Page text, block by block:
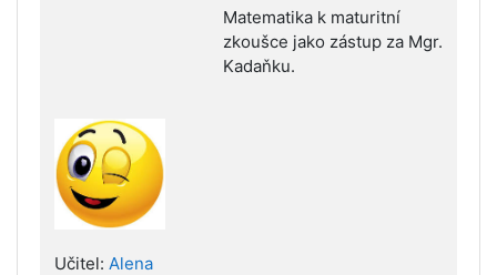
Matematika k maturitní
zkoušce jako zástup za Mgr.
Kadaňku.
Učitel: Alena